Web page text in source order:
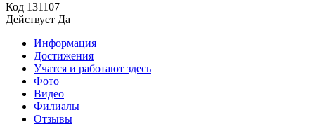
Код 131107
Действует Да
Информация
Достижения
Учатся и работают здесь
Фото
Видео
Филиалы
Отзывы